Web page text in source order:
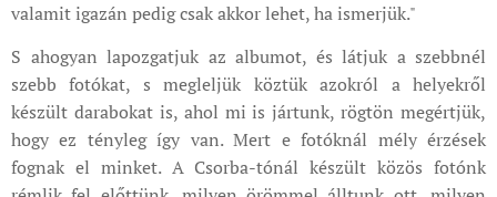
valamit igazán pedig csak akkor lehet, ha ismerjük."
S ahogyan lapozgatjuk az albumot, és látjuk a szebbnél
szebb fotókat, s megleljük köztük azokról a helyekről
készült darabokat is, ahol mi is jártunk, rögtön megértjük,
hogy ez tényleg így van. Mert e fotóknál mély érzések
fognak el minket. A Csorba-tónál készült közös fotónk